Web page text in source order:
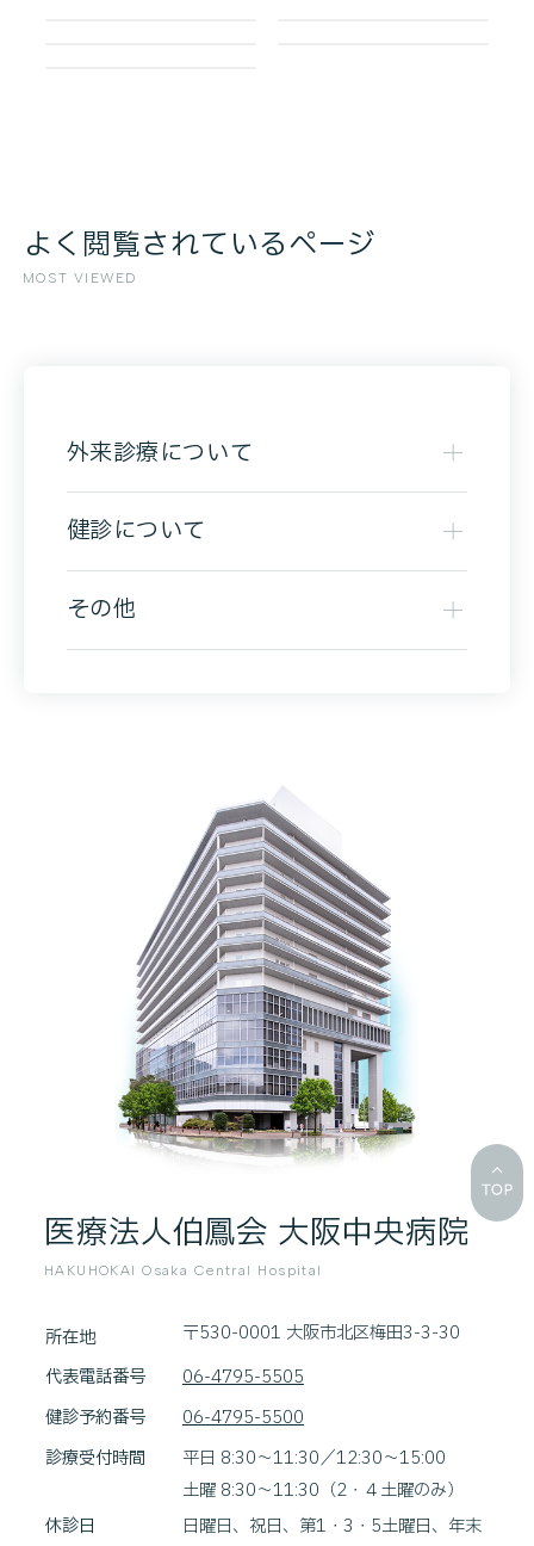
よく閲覧されているページ
MOST VIEWED
外来診療について
健診について
その他
医療法人伯鳳会 大阪中央病院
HAKUHOKAI Osaka Central Hospital
所在地
〒530-0001 大阪市北区梅田3-3-30
代表電話番号
06-4795-5505
健診予約番号
06-4795-5500
診療受付時間
平日 8:30～11:30／12:30～15:00
土曜 8:30～11:30（2・４土曜のみ）
休診日
日曜日、祝日、第1・3・5土曜日、年末